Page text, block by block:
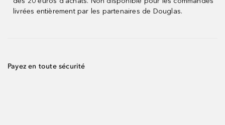
livrées entièrement par les partenaires de Douglas.
Payez en toute sécurité